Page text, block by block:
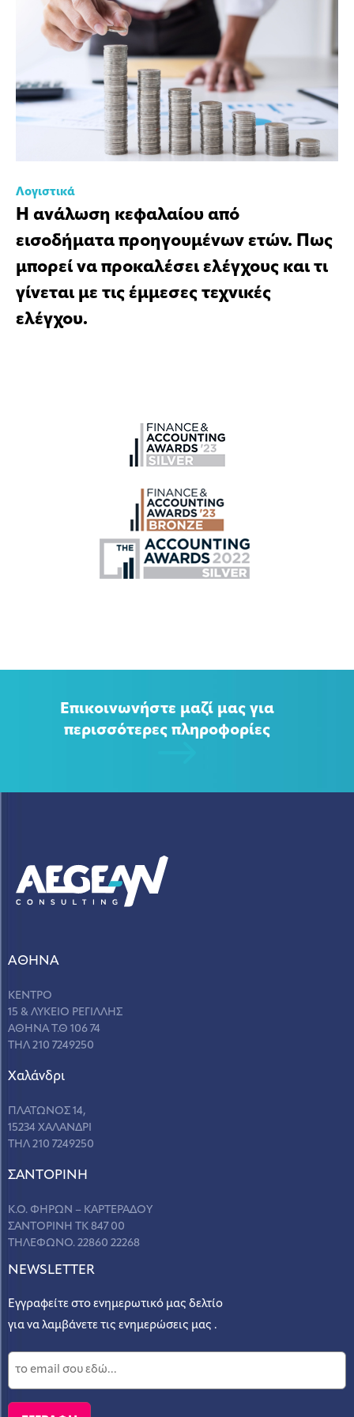
Λογιστικά
Η ανάλωση κεφαλαίου από
εισοδήματα προηγουμένων ετών. Πως
μπορεί να προκαλέσει ελέγχους και τι
γίνεται με τις έμμεσες τεχνικές
ελέγχου.
Επικοινωνήστε μαζί μας για
περισσότερες πληροφορίες
ΑΘΗΝΑ
ΚΕΝΤΡΟ
15 & ΛΥΚΕΙΟ ΡΕΓΙΛΛΗΣ
ΑΘΗΝΑ Τ.Θ 106 74
ΤΗΛ 210 7249250
Χαλάνδρι
ΠΛΑΤΩΝΟΣ 14,
15234 ΧΑΛΑΝΔΡΙ
ΤΗΛ 210 7249250
ΣANΤΟΡΙΝΗ
Κ.Ο. ΦΗΡΩΝ – ΚΑΡΤΕΡΑΔΟΥ
ΣΑΝΤΟΡΙΝΗ ΤΚ 847 00
ΤΗΛΕΦΩΝΟ. 22860 22268
NEWSLETTER
Εγγραφείτε στο ενημερωτικό μας δελτίο
για να λαμβάνετε τις ενημερώσεις μας .